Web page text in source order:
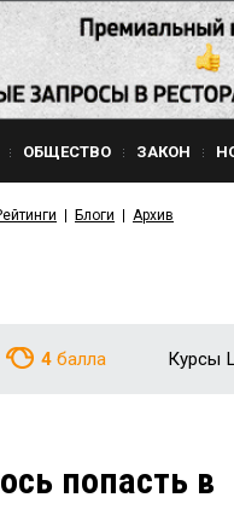
ОБЩЕСТВО ЗАКОН
Блоги Архив
4 балла Курсы
попасть в